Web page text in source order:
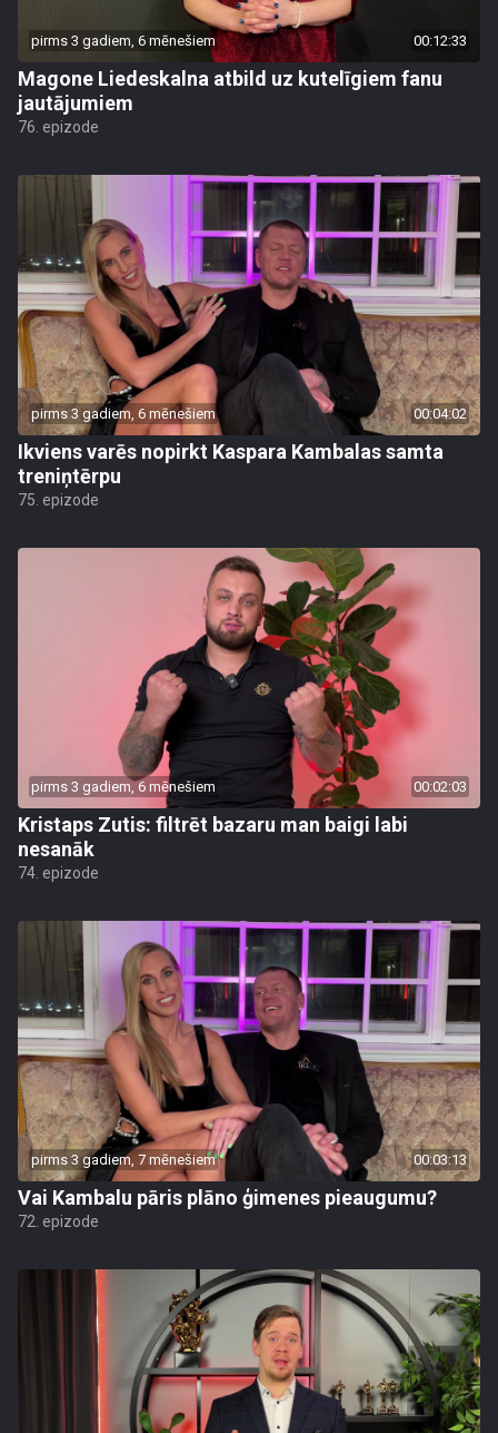
pirms 3 gadiem, 6 mēnešiem 00:12:33
Magone Liedeskalna atbild uz kutelīgiem fanu
jautājumiem
76. epizode
pirms 3 gadiem, 6 mēnešiem 00:04:02
Ikviens varēs nopirkt Kaspara Kambalas samta
treniņtērpu
75. epizode
pirms 3 gadiem, 6 mēnešiem 00:02:03
Kristaps Zutis: filtrēt bazaru man baigi labi
nesanāk
74. epizode
pirms 3 gadiem, 7 mēnešiem 00:03:13
Vai Kambalu pāris plāno ģimenes pieaugumu?
72. epizode